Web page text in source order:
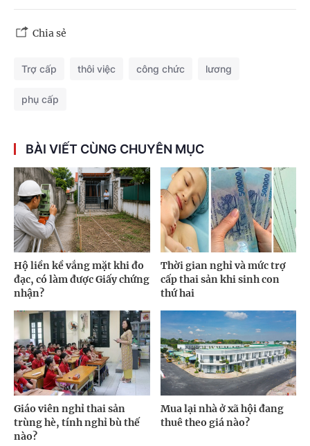
Chia sẻ
Trợ cấp thôi việc công chức lương
phụ cấp
BÀI VIẾT CÙNG CHUYÊN MỤC
Hộ liền kề vắng mặt khi đo
đạc, có làm được Giấy chứng
nhận?
Thời gian nghỉ và mức trợ
cấp thai sản khi sinh con
thứ hai
Giáo viên nghỉ thai sản
trùng hè, tính nghỉ bù thế
nào?
Mua lại nhà ở xã hội đang
thuê theo giá nào?